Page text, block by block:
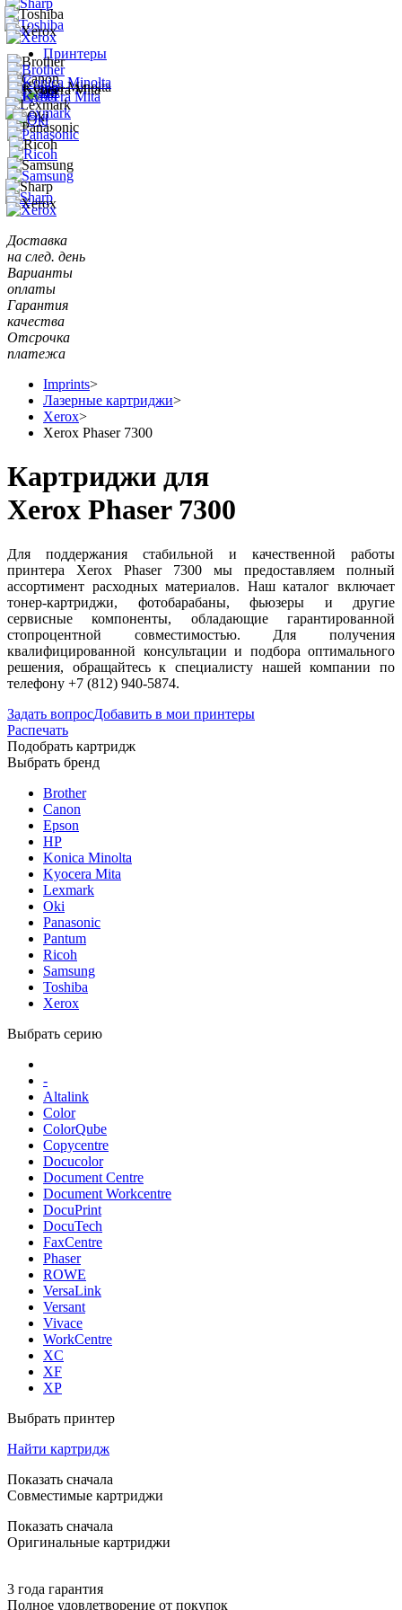
Принтеры
Доставка
на след. день
Варианты
оплаты
Гарантия
качества
Отсрочка
платежа
Imprints>
Лазерные картриджи>
Xerox>
Xerox Phaser 7300
Картриджи для
Xerox Phaser 7300
Для поддержания стабильной и качественной работы
принтера Xerox Phaser 7300 мы предоставляем полный
ассортимент расходных материалов. Наш каталог включает
тонер-картриджи, фотобарабаны, фьюзеры и другие
сервисные компоненты, обладающие гарантированной
стопроцентной совместимостью. Для получения
квалифицированной консультации и подбора оптимального
решения, обращайтесь к специалисту нашей компании по
телефону +7 (812) 940-5874.
Задать вопросДобавить в мои принтеры
Распечать
Подобрать картридж
Выбрать бренд
Brother
Canon
Epson
HP
Konica Minolta
Kyocera Mita
Lexmark
Oki
Panasonic
Pantum
Ricoh
Samsung
Toshiba
Xerox
Выбрать серию
-
Altalink
Color
ColorQube
Copycentre
Docucolor
Document Centre
Document Workcentre
DocuPrint
DocuTech
FaxCentre
Phaser
ROWE
VersaLink
Versant
Vivace
WorkCentre
XC
XF
XP
Выбрать принтер
Найти картридж
Показать сначала
Совместимые картриджи
Показать сначала
Оригинальные картриджи
3 года гарантия
Полное удовлетворение от покупок